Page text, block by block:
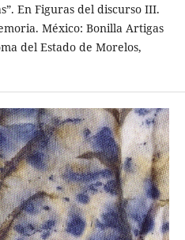
En Figuras del discurso III.
México: Bonilla Artigas
del Estado de Morelos,